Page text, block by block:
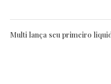
Multi lança seu primeiro